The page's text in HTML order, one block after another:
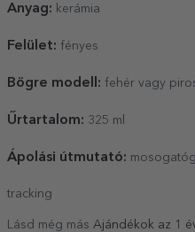
Anyag: kerámia
Felület: fényes
Bögre modell: fehér vagy
Űrtartalom: 325 ml
Ápolási útmutató:
tracking
Lásd még más Ajándékok az 1